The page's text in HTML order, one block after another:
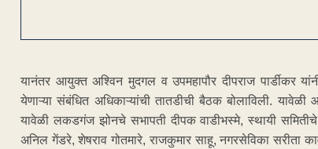
यानंतर आयुक्त अश्विन मुदगल व उपमहापौर दीपराज पार्डीकर
येणाऱ्या संबंधित अधिकाऱ्यांची तातडीची बैठक बोलाविली.
यावेळी लकडगंज झोनचे सभापती दीपक वाडीभस्मे, स्थायी
अनिल गेंडरे, शेषराव गोतमारे, राजकुमार साहू, नगरसेविका सरीता